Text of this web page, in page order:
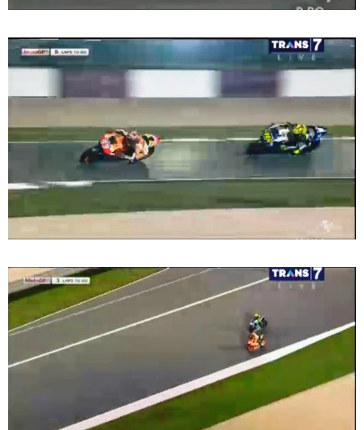
model year 2026 !
Yamaha Indonesia resmi merilis XMAX 250 model 2025
Minggu, 9 Agustus